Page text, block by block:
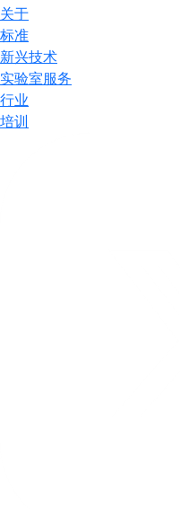
关于
标准
新兴技术
实验室服务
行业
培训